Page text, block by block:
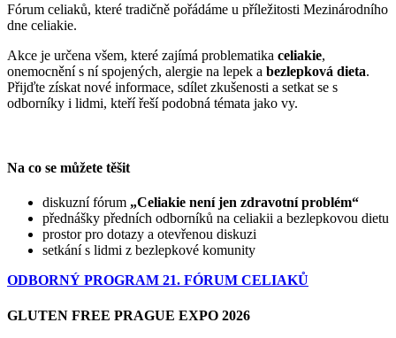
Fórum celiaků, které tradičně pořádáme u příležitosti Mezinárodního
dne celiakie.
Akce je určena všem, které zajímá problematika celiakie,
onemocnění s ní spojených, alergie na lepek a bezlepková dieta.
Přijďte získat nové informace, sdílet zkušenosti a setkat se s
odborníky i lidmi, kteří řeší podobná témata jako vy.
Na co se můžete těšit
diskuzní fórum „Celiakie není jen zdravotní problém“
přednášky předních odborníků na celiakii a bezlepkovou dietu
prostor pro dotazy a otevřenou diskuzi
setkání s lidmi z bezlepkové komunity
ODBORNÝ PROGRAM 21. FÓRUM CELIAKŮ
GLUTEN FREE PRAGUE EXPO 2026